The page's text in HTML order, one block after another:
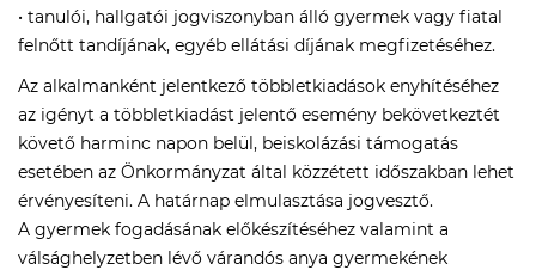
• tanulói, hallgatói jogviszonyban álló gyermek vagy fiatal
felnőtt tandíjának, egyéb ellátási díjának megfizetéséhez.
Az alkalmanként jelentkező többletkiadások enyhítéséhez
az igényt a többletkiadást jelentő esemény bekövetkeztét
követő harminc napon belül, beiskolázási támogatás
esetében az Önkormányzat által közzétett időszakban lehet
érvényesíteni. A határnap elmulasztása jogvesztő.
A gyermek fogadásának előkészítéséhez valamint a
válsághelyzetben lévő várandós anya gyermekének